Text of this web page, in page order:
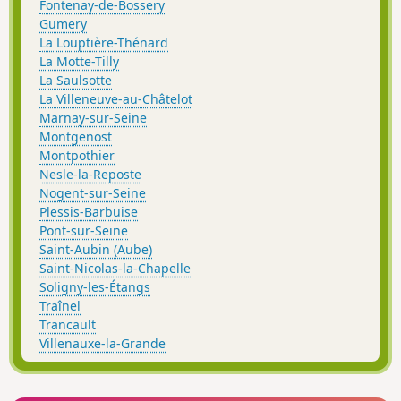
Fontenay-de-Bossery
Gumery
La Louptière-Thénard
La Motte-Tilly
La Saulsotte
La Villeneuve-au-Châtelot
Marnay-sur-Seine
Montgenost
Montpothier
Nesle-la-Reposte
Nogent-sur-Seine
Plessis-Barbuise
Pont-sur-Seine
Saint-Aubin (Aube)
Saint-Nicolas-la-Chapelle
Soligny-les-Étangs
Traînel
Trancault
Villenauxe-la-Grande